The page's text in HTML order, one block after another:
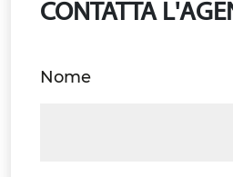
CONTATTA
Nome